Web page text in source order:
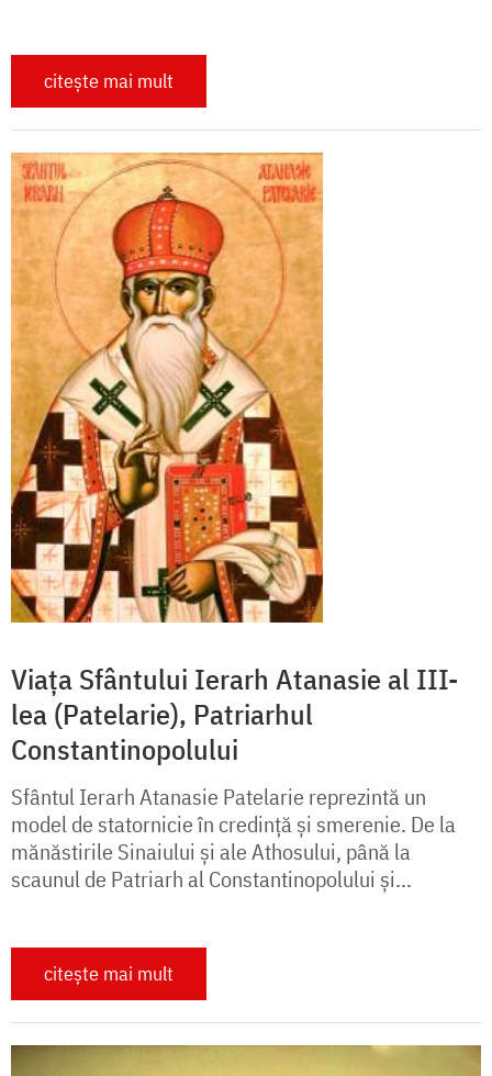
citește mai mult
Viața Sfântului Ierarh Atanasie al III-
lea (Patelarie), Patriarhul
Constantinopolului
Sfântul Ierarh Atanasie Patelarie reprezintă un
model de statornicie în credință și smerenie. De la
mănăstirile Sinaiului și ale Athosului, până la
scaunul de Patriarh al Constantinopolului și...
citește mai mult